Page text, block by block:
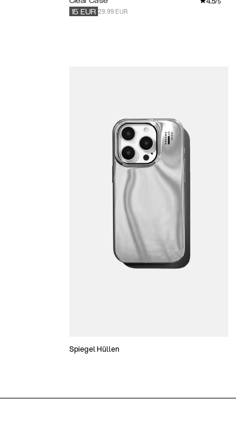
29.99 EUR
15 EUR
Spiegel Hüllen